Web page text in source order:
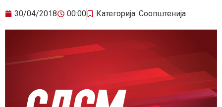
30/04/2018 00:00 Категорија: Соопштенија